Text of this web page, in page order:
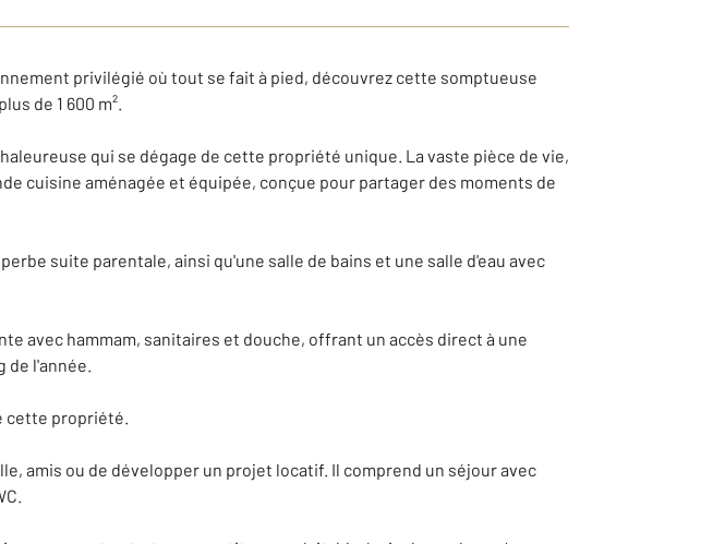
privilégié où tout se fait à pied, découvrez cette somptueuse
de 1 600 m².
qui se dégage de cette propriété unique. La vaste pièce de vie,
cuisine aménagée et équipée, conçue pour partager des moments de
suite parentale, ainsi qu'une salle de bains et une salle d'eau avec
avec hammam, sanitaires et douche, offrant un accès direct à une
de l'année.
cette propriété.
amis ou de développer un projet locatif. Il comprend un séjour avec